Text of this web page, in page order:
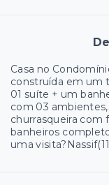
Casa no
construída em um
01 suíte + um
com 03
churrasqueira com
banheiros
uma